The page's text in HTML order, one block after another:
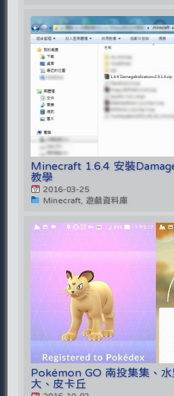
Minecraft 1.6.4 安裝
教學
2016-03-25
Minecraft, 遊戲資料庫
Pokémon GO 南投集集、
大、皮卡丘